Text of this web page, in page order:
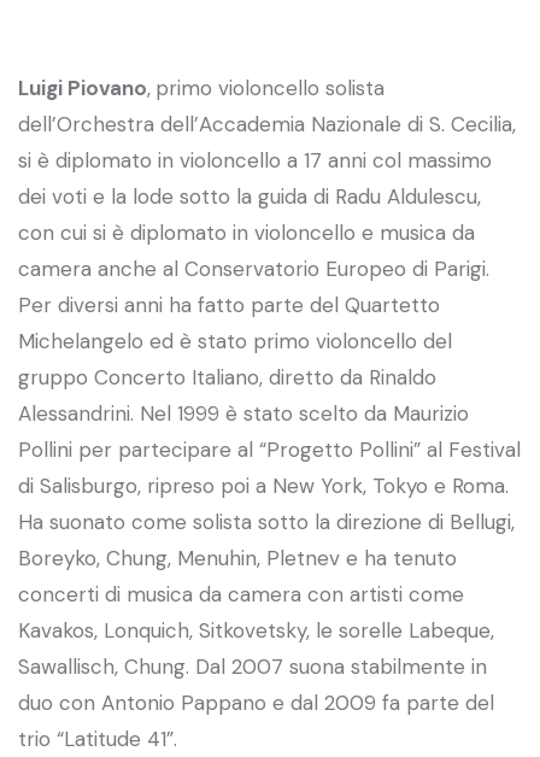
Luigi Piovano, primo violoncello solista
dell’Orchestra dell’Accademia Nazionale di S. Cecilia,
si è diplomato in violoncello a 17 anni col massimo
dei voti e la lode sotto la guida di Radu Aldulescu,
con cui si è diplomato in violoncello e musica da
camera anche al Conservatorio Europeo di Parigi.
Per diversi anni ha fatto parte del Quartetto
Michelangelo ed è stato primo violoncello del
gruppo Concerto Italiano, diretto da Rinaldo
Alessandrini. Nel 1999 è stato scelto da Maurizio
Pollini per partecipare al “Progetto Pollini” al Festival
di Salisburgo, ripreso poi a New York, Tokyo e Roma.
Ha suonato come solista sotto la direzione di Bellugi,
Boreyko, Chung, Menuhin, Pletnev e ha tenuto
concerti di musica da camera con artisti come
Kavakos, Lonquich, Sitkovetsky, le sorelle Labeque,
Sawallisch, Chung. Dal 2007 suona stabilmente in
duo con Antonio Pappano e dal 2009 fa parte del
trio “Latitude 41”.